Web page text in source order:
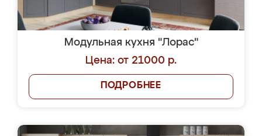
Модульная кухня "Лорас"
Цена: от 21000 р.
ПОДРОБНЕЕ